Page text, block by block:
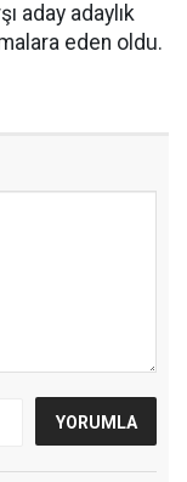
aday adaylık
eden oldu.